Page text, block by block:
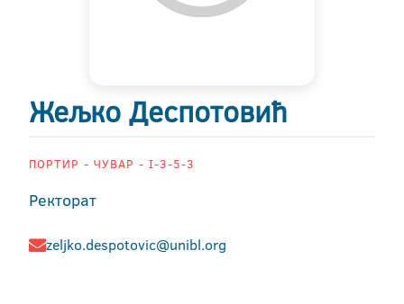
Жељко Деспотовић
ПОРТИР - ЧУВАР - I-3-5-3
Ректорат
zeljko.despotovic@unibl.org